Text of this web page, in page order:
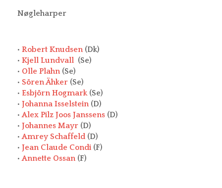
Nøgleharper
• Robert Knudsen(Dk)
• Kjell Lundvall (Se)
• Olle Plahn(Se)
• Sören Ähker (Se)
• Esbjörn Hogmark(Se)
• Johanna Isselstein(D)
•Alex Pilz Joos Janssens (D)
• Johannes Mayr (D)
•Amrey Schaffeld (D)
• Jean Claude Condi (F)
•Annette Ossan(F)